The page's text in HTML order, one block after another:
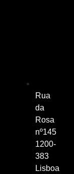
Rua
da
Rosa
nº145
1200-
383
Lisboa